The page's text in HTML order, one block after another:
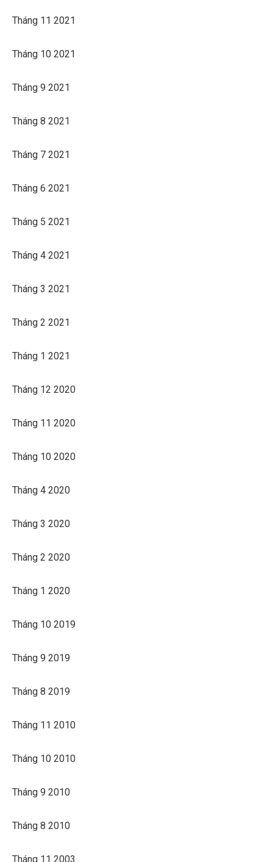
Tháng 11 2021
Tháng 10 2021
Tháng 9 2021
Tháng 8 2021
Tháng 7 2021
Tháng 6 2021
Tháng 5 2021
Tháng 4 2021
Tháng 3 2021
Tháng 2 2021
Tháng 1 2021
Tháng 12 2020
Tháng 11 2020
Tháng 10 2020
Tháng 4 2020
Tháng 3 2020
Tháng 2 2020
Tháng 1 2020
Tháng 10 2019
Tháng 9 2019
Tháng 8 2019
Tháng 11 2010
Tháng 10 2010
Tháng 9 2010
Tháng 8 2010
Tháng 11 2003